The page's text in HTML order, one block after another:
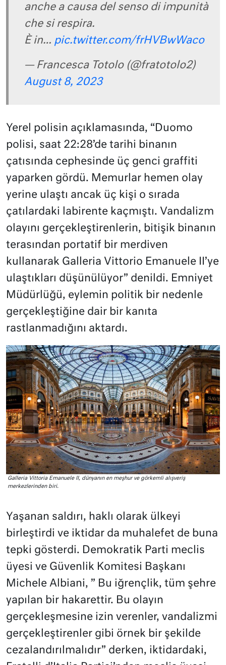
anche a causa del senso di impunità
che si respira.
È in… pic.twitter.com/frHVBwWaco
— Francesca Totolo (@fratotolo2)
August 8, 2023
Yerel polisin açıklamasında, “Duomo
polisi, saat 22:28’de tarihi binanın
çatısında cephesinde üç genci graffiti
yaparken gördü. Memurlar hemen olay
yerine ulaştı ancak üç kişi o sırada
çatılardaki labirente kaçmıştı. Vandalizm
olayını gerçekleştirenlerin, bitişik binanın
terasından portatif bir merdiven
kullanarak Galleria Vittorio Emanuele II’ye
ulaştıkları düşünülüyor” denildi. Emniyet
Müdürlüğü, eylemin politik bir nedenle
gerçekleştiğine dair bir kanıta
rastlanmadığını aktardı.
Galleria Vittoria Emanuele II, dünyanın en meşhur ve görkemli alışveriş
merkezlerinden biri.
Yaşanan saldırı, haklı olarak ülkeyi
birleştirdi ve iktidar da muhalefet de buna
tepki gösterdi. Demokratik Parti meclis
üyesi ve Güvenlik Komitesi Başkanı
Michele Albiani, ” Bu iğrençlik, tüm şehre
yapılan bir hakarettir. Bu olayın
gerçekleşmesine izin verenler, vandalizmi
gerçekleştirenler gibi örnek bir şekilde
cezalandırılmalıdır” derken, iktidardaki,